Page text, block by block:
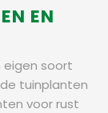
EN
eigen soort
tuinplanten
voor rust